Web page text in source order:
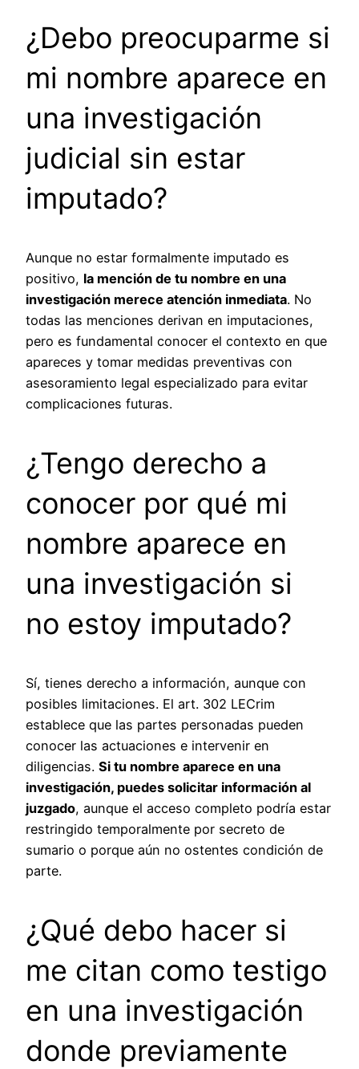
¿Debo preocuparme si
mi nombre aparece en
una investigación
judicial sin estar
imputado?
Aunque no estar formalmente imputado es
positivo, la mención de tu nombre en una
investigación merece atención inmediata. No
todas las menciones derivan en imputaciones,
pero es fundamental conocer el contexto en que
apareces y tomar medidas preventivas con
asesoramiento legal especializado para evitar
complicaciones futuras.
¿Tengo derecho a
conocer por qué mi
nombre aparece en
una investigación si
no estoy imputado?
Sí, tienes derecho a información, aunque con
posibles limitaciones. El art. 302 LECrim
establece que las partes personadas pueden
conocer las actuaciones e intervenir en
diligencias. Si tu nombre aparece en una
investigación, puedes solicitar información al
juzgado, aunque el acceso completo podría estar
restringido temporalmente por secreto de
sumario o porque aún no ostentes condición de
parte.
¿Qué debo hacer si
me citan como testigo
en una investigación
donde previamente